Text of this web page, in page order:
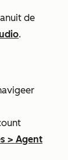
de
.
> Agent